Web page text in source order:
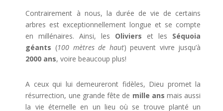
Contrairement à nous, la durée de vie de certains
arbres est exceptionnellement longue et se compte
en millénaires. Ainsi, les Oliviers et les Séquoia
géants (100 mètres de haut) peuvent vivre jusqu’à
2000 ans, voire beaucoup plus!
A ceux qui lui demeureront fidèles, Dieu promet la
résurrection, une grande fête de mille ans mais aussi
la vie éternelle en un lieu où se trouve planté un